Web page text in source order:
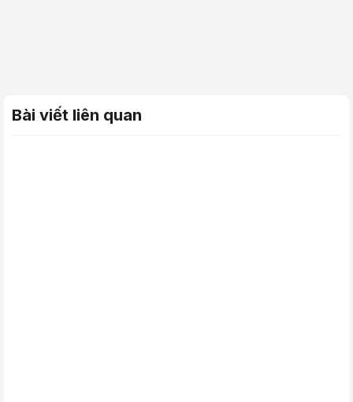
Bài viết liên quan